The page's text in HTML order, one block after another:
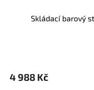
Skládací barový
4 988 Kč